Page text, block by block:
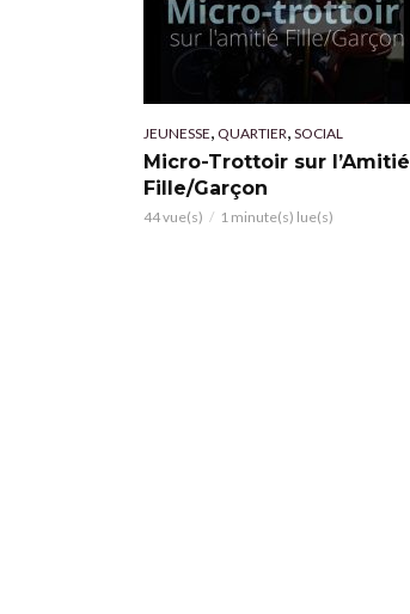
JEUNESSE, QUARTIER, SOCIAL
Micro-Trottoir sur l’Amitié
Fille/Garçon
44 vue(s) 1 minute(s) lue(s)